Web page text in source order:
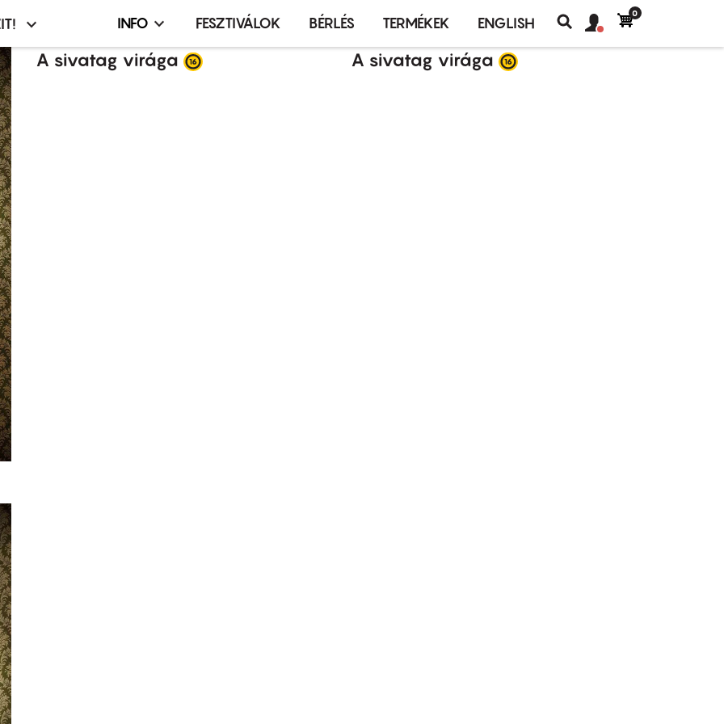
Infó,
esemény,
INFO FESZTIVÁLOK BÉRLÉS TERMÉKEK ENGLISH
Keresés
fiók
Felhasználói
0
A sivatag virága A sivatag virága